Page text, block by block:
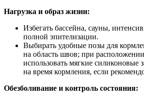
Нагрузка и образ жизни:
Избегать бассейна, сауны,
полной эпителизации.
Выбирать удобные позы для
на область швов; при
использовать мягкие силиконовые
на время кормления, если
Обезболивание и контроль состояния: